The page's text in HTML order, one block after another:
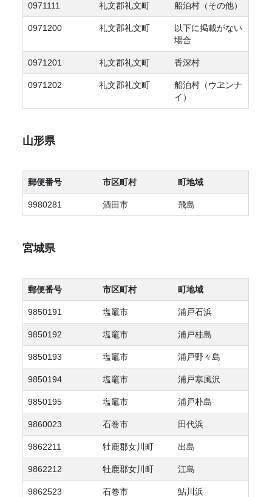
0971111 礼文郡礼文町 船泊村（その他）
0971200 礼文郡礼文町
以下に掲載がない
場合
0971201 礼文郡礼文町 香深村
0971202 礼文郡礼文町
船泊村（ウヱンナ
イ）
山形県
郵便番号 市区町村 町地域
9980281 酒田市 飛島
宮城県
郵便番号 市区町村 町地域
9850191 塩竈市 浦戸石浜
9850192 塩竈市 浦戸桂島
9850193 塩竈市 浦戸野々島
9850194 塩竈市 浦戸寒風沢
9850195 塩竈市 浦戸朴島
9860023 石巻市 田代浜
9862211 牡鹿郡女川町 出島
9862212 牡鹿郡女川町 江島
9862523 石巻市 鮎川浜